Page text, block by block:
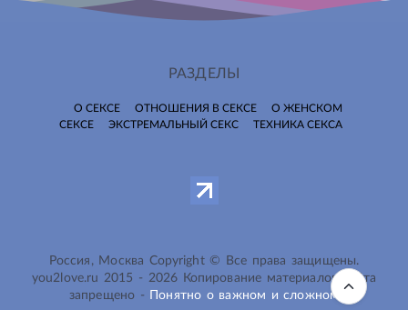
РАЗДЕЛЫ
О СЕКСЕ ОТНОШЕНИЯ В СЕКСЕ
О ЖЕНСКОМ
СЕКСЕ
ЭКСТРЕМАЛЬНЫЙ СЕКС ТЕХНИКА СЕКСА
Россия, Москва Copyright © Все права защищены.
you2love.ru 2015 - 2026 Копирование материалов сайта
запрещено -
Понятно о важном и сложном